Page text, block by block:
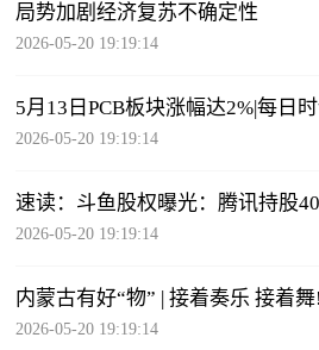
局势加剧经济复苏不确定性
2026-05-20 19:19:14
5月13日PCB板块涨幅达2%|每日
2026-05-20 19:19:14
速读：斗鱼股权曝光：腾讯持股
2026-05-20 19:19:14
内蒙古有好“物” | 接着奏乐 接着舞!
2026-05-20 19:19:14